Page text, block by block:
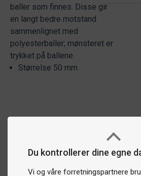
Du kontrollerer dine egne
Vi og våre forretningspartnere
baller som finnes. Disse gir
en langt bedre motstand
sammenlignet med
polyesterballer; mønsteret er
trykket på ballene.
Størrelse 50 mm